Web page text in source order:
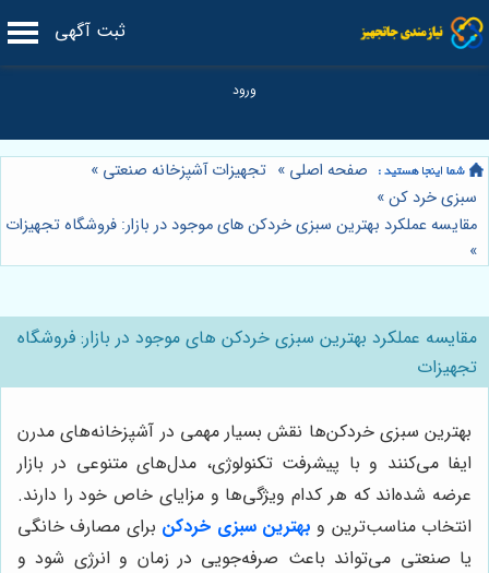
ثبت آگهی
صفحه اصلی » تجهیزات آشپزخانه صنعتی »
سبزی خرد کن»
مقایسه عملکرد بهترین سبزی خردکن های موجود در بازار: فروشگاه تجهیزات
»
مقایسه عملکرد بهترین سبزی خردکن های موجود در بازار: فروشگاه
تجهیزات
بهترین سبزی خردکن‌ها نقش بسیار مهمی در آشپزخانه‌های مدرن
ایفا می‌کنند و با پیشرفت تکنولوژی، مدل‌های متنوعی در بازار
عرضه شده‌اند که هر کدام ویژگی‌ها و مزایای خاص خود را دارند.
انتخاب مناسب‌ترین و بهترین سبزی خردکن برای مصارف خانگی
یا صنعتی می‌تواند باعث صرفه‌جویی در زمان و انرژی شود و